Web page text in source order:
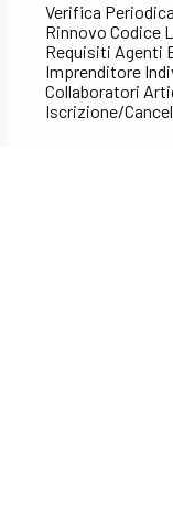
Verifica
Rinnovo Codice
Requisiti Agenti
Imprenditore
Collaboratori
Iscrizione/